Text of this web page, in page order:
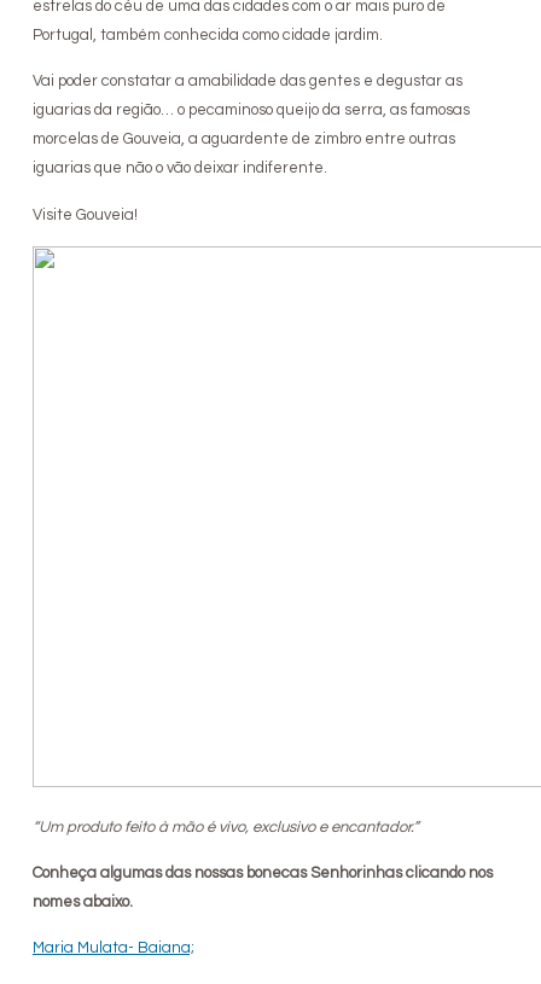
estrelas do céu de uma das cidades com o ar mais puro de
Portugal, também conhecida como cidade jardim.
Vai poder constatar a amabilidade das gentes e degustar as
iguarias da região… o pecaminoso queijo da serra, as famosas
morcelas de Gouveia, a aguardente de zimbro entre outras
iguarias que não o vão deixar indiferente.
Visite Gouveia!
“Um produto feito à mão é vivo, exclusivo e encantador.”
Conheça algumas das nossas bonecas Senhorinhas clicando nos
nomes abaixo.
Maria Mulata- Baiana;